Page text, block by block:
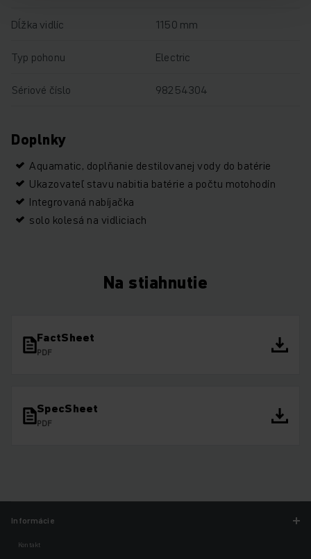
Dĺžka vidlíc 1150 mm
Typ pohonu Electric
Sériové číslo 98254304
Doplnky
Aquamatic, doplňanie destilovanej vody do batérie
Ukazovateľ stavu nabitia batérie a počtu motohodín
Integrovaná nabíjačka
solo kolesá na vidliciach
Na stiahnutie
FactSheet
PDF
SpecSheet
PDF
Informácie
Kontakt